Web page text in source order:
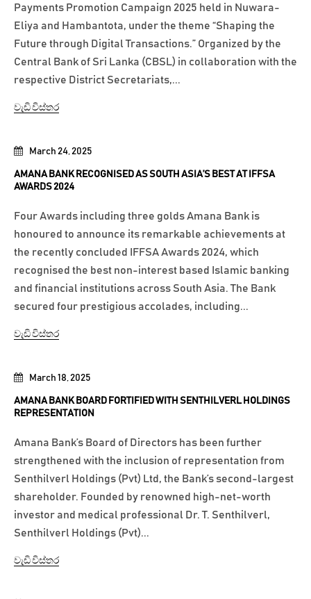
March 18, 2025
AMANA BANK BOARD FORTIFIED WITH SENTHILVERL HOLDINGS
REPRESENTATION
Amana Bank’s Board of Directors has been further
strengthened with the inclusion of representation from
Senthilverl Holdings (Pvt) Ltd, the Bank’s second-largest
shareholder. Founded by renowned high-net-worth
investor and medical professional Dr. T. Senthilverl,
Senthilverl Holdings (Pvt)...
වැඩි විස්තර
March 24, 2025
AMANA BANK RECOGNISED AS SOUTH ASIA’S BEST AT IFFSA
AWARDS 2024
Four Awards including three golds Amana Bank is
honoured to announce its remarkable achievements at
the recently concluded IFFSA Awards 2024, which
recognised the best non-interest based Islamic banking
and financial institutions across South Asia. The Bank
secured four prestigious accolades, including...
වැඩි විස්තර
Payments Promotion Campaign 2025 held in Nuwara-
Eliya and Hambantota, under the theme “Shaping the
Future through Digital Transactions.” Organized by the
Central Bank of Sri Lanka (CBSL) in collaboration with the
respective District Secretariats,...
වැඩි විස්තර